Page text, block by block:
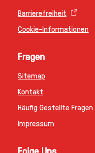
Barrierefreiheit
Cookie-Informationen
Fragen
Sitemap
Kontakt
Häufig Gestellte Fragen
Impressum